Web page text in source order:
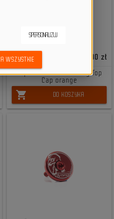
Mała ilość
64,90 zł
Kapsel sterów Chromag Top
Cap orange
shopping_cart DO KOSZYKA
SPERSONALIZUJ
WSZYSTKIE